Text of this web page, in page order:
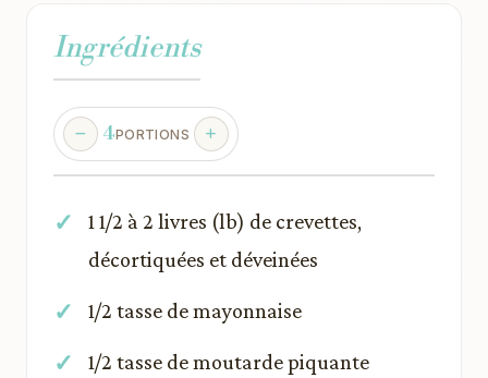
Ingrédients
4PORTIONS
1 1/2 à 2 livres (lb) de crevettes,
décortiquées et déveinées
1/2 tasse de mayonnaise
1/2 tasse de moutarde piquante